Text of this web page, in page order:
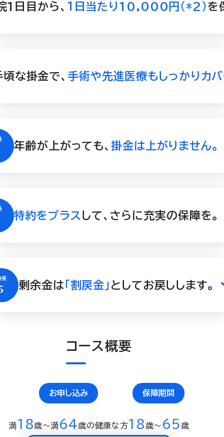
1日目から、 １日当たり10,000円（*2）を
頃な掛金で、 手術や先進医療もしっかりカバ
年齢が上がっても、掛金は上がりません。
特約をプラス して、さらに充実の保障を。
剰余金は 「割戻金」 としてお戻しします。
コース概要
お申し込み
満18歳〜満64歳の健康な方
保障期間
18 歳〜 65 歳